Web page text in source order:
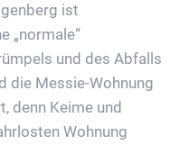
ist
„normale“
und des Abfalls
die Messie-Wohnung
denn Keime und
Wohnung